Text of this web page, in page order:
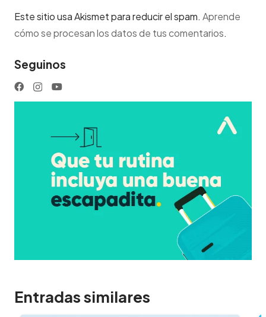
Este sitio usa Akismet para reducir el spam. Aprende
cómo se procesan los datos de tus comentarios.
Seguinos
Entradas similares